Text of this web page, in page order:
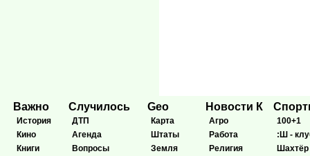
Важно
История
Кино
Книги
Случилось
ДТП
Агенда
Вопросы
Geo
Карта
Штаты
Земля
Новости К
Агро
Работа
Религия
100+1
:Ш -
Шахтёр